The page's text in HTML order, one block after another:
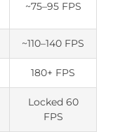
~75–95 FPS
~110–140 FPS
180+ FPS
Locked 60
FPS